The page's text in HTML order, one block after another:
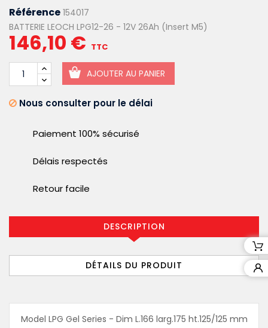
Référence 154017
BATTERIE LEOCH LPG12-26 - 12V 26Ah (Insert M5)
146,10 € TTC
AJOUTER AU PANIER
Nous consulter pour le délai
Paiement 100% sécurisé
Délais respectés
Retour facile
DESCRIPTION
DÉTAILS DU PRODUIT
Model LPG Gel Series - Dim L.166 larg.175 ht.125/125 mm